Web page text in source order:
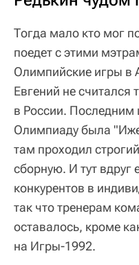
Тогда мало кто мог
поедет с этими
Олимпийские игры в
Евгений не
в России. Последним
Олимпиаду была
там проходил
сборную. И тут вдруг
конкурентов в
так что тренерам
оставалось, кроме
на Игры-1992.